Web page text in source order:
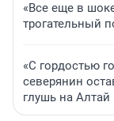
«Все еще в
трогательный
«С гордостью
северянин
глушь на Алтай